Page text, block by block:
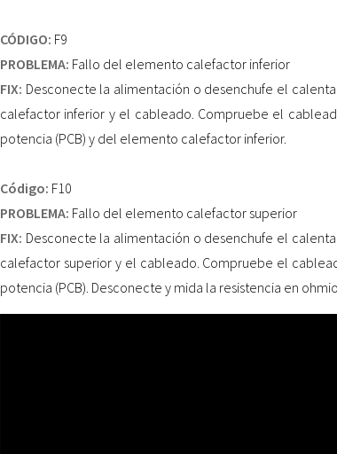
CÓDIGO: F9
PROBLEMA: Fallo del elemento calefactor inferior
FIX: Desconecte la alimentación o desenchufe el
calefactor inferior y el cableado. Compruebe el
potencia (PCB) y del elemento calefactor inferior.
Código: F10
PROBLEMA: Fallo del elemento calefactor superior
FIX: Desconecte la alimentación o desenchufe el
calefactor superior y el cableado. Compruebe el
potencia (PCB). Desconecte y mida la resistencia en